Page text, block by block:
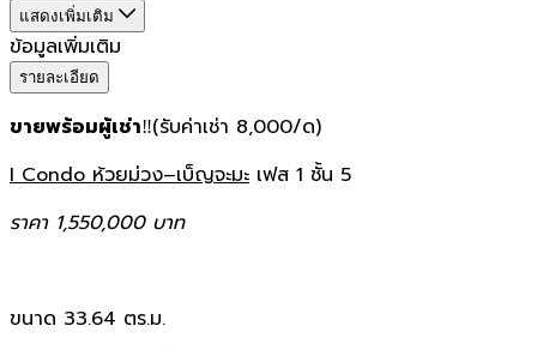
แสดงเพิ่มเติม
ข้อมูลเพิ่มเติม
รายละเอียด
ขายพร้อมผู้เช่า‼️(รับค่าเช่า 8,000/ด)
I Condo ห้วยม่วง–เบ็ญจะมะ เฟส 1 ชั้น 5
ราคา 1,550,000 บาท
ขนาด 33.64 ตร.ม.